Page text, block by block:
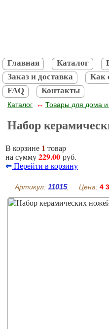
Главная Каталог
Заказ и доставка
Как
FAQ
Контакты
Каталог ↔ Товары для дома и
Набор
В корзине 1 товар
на сумму229.00 руб.
⇐Перейти в корзину
Артикул: 11015, Цена: 4